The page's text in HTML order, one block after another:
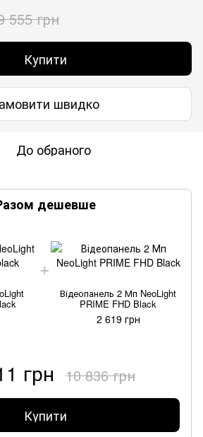
555 грн
Купити
швидко
До обраного
дешевше
Відеопанель 2 Мп NeoLight
PRIME FHD Black
2 619 грн
грн 10 836 грн
Купити